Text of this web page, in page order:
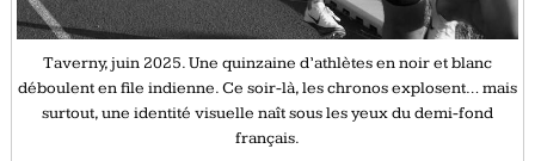
Taverny, juin 2025. Une quinzaine d’athlètes en noir et blanc
déboulent en file indienne. Ce soir-là, les chronos explosent… mais
surtout, une identité visuelle naît sous les yeux du demi-fond
français.